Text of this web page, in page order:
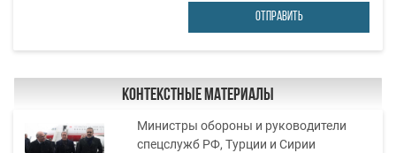
ОТПРАВИТЬ
Контекстные материалы
Министры обороны и руководители
спецслужб РФ, Турции и Сирии